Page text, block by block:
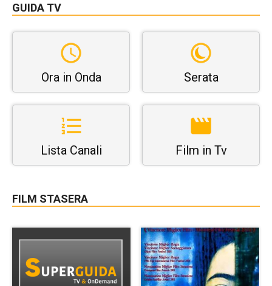
GUIDA TV
Ora in Onda Serata
Lista Canali Film in Tv
FILM STASERA